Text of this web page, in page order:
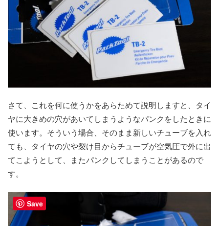
さて、これを何に使うかをあらためて説明しますと、タイ
ヤに大きめの穴があいてしまうようなパンクをしたときに
使います。そういう場合、そのまま新しいチューブを入れ
ても、タイヤの穴や裂け目からチューブが空気圧で外に出
てこようとして、またパンクしてしまうことがあるので
す。
Save